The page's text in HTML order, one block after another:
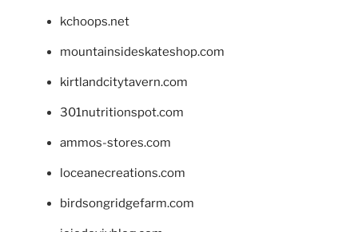
kchoops.net
mountainsideskateshop.com
kirtlandcitytavern.com
301nutritionspot.com
ammos-stores.com
loceanecreations.com
birdsongridgefarm.com